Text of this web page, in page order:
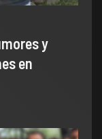
y
en